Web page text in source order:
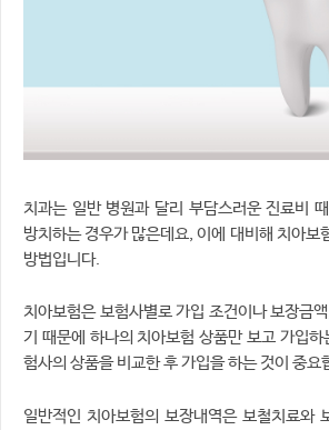
치과는 일반 병원과 달리 부담스러운 진료비
방치하는 경우가 많은데요, 이에 대비해 치아보
방법입니다.
치아보험은 보험사별로 가입 조건이나 보장금
기 때문에 하나의 치아보험 상품만 보고 가입
험사의 상품을 비교한 후 가입을 하는 것이 중요
일반적인 치아보험의 보장내역은 보철치료와